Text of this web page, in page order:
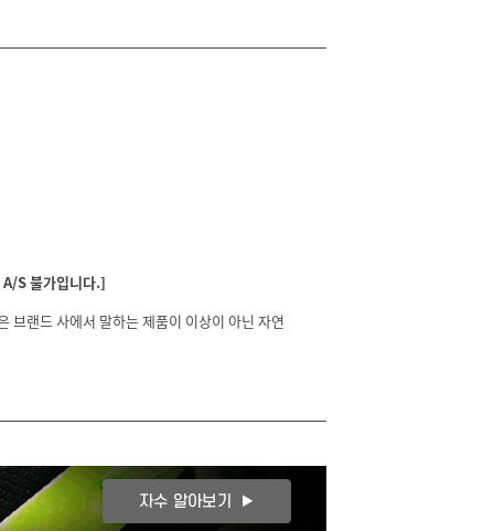
S 불가입니다.]
브랜드 사에서 말하는 제품이 이상이 아닌 자연